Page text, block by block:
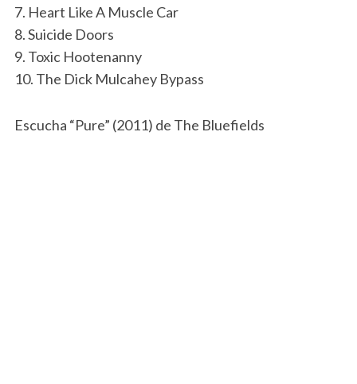
7. Heart Like A Muscle Car
8. Suicide Doors
9. Toxic Hootenanny
10. The Dick Mulcahey Bypass
Escucha “Pure” (2011) de The Bluefields